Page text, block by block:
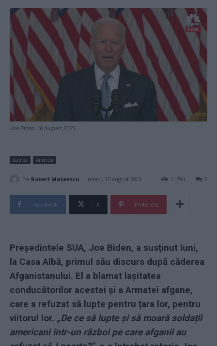
Joe Biden, 16 august 2021
Lumea America
De Robert Mateescu - marți, 17 august 2021 6
11794
Facebook X Pinterest
Președintele SUA, Joe Biden, a susținut luni,
la Casa Albă, primul său discurs după căderea
Afganistanului. El a blamat lașitatea
conducătorilor acestei și a Armatei afgane,
care a refuzat să lupte pentru țara lor, pentru
viitorul lor. „De ce să lupte și să moară soldații
americani într-un război pe care afganii au